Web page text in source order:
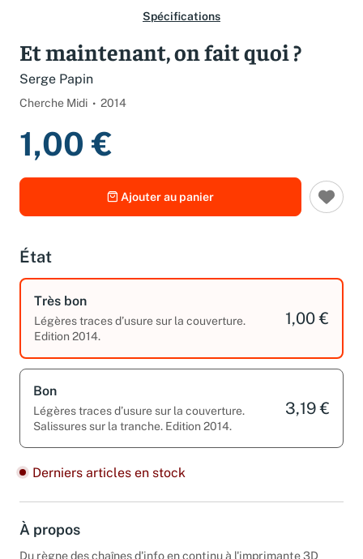
Et maintenant, on fait quoi ?
Serge Papin
1,00 €
Ajouter au panier
État
Légères traces d’usure sur la couverture.
1,00 €
Légères traces d’usure sur la couverture.
3,19 €
À propos